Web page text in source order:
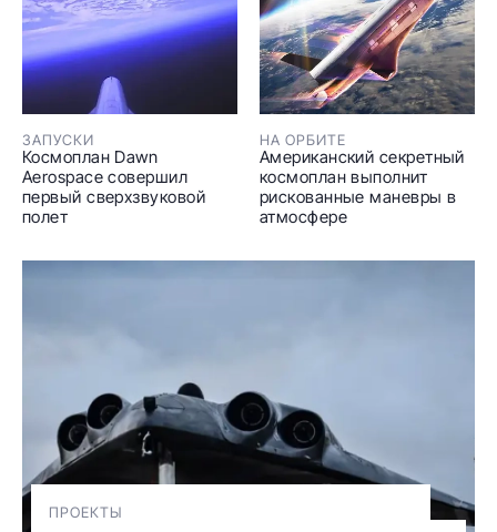
ЗАПУСКИ
Космоплан Dawn
Aerospace совершил
первый сверхзвуковой
полет
НА ОРБИТЕ
Американский секретный
космоплан выполнит
рискованные маневры в
атмосфере
ПРОЕКТЫ